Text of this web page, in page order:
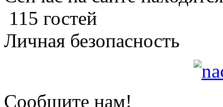
115 гостей
Личная безопасность
Сообщите нам!